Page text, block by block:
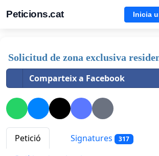
Peticions.cat Inicia
Solicitud de zona exclusiva
Comparteix a Facebook
Petició Signatures 317